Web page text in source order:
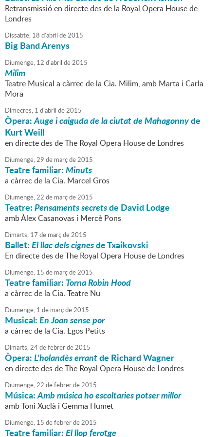
Retransmissió en directe des de la Royal Opera House de
Londres
Dissabte, 18 d'abril de2015
Big Band Arenys
Diumenge, 12 d'abril de2015
Milim
Teatre Musical a càrrec de la Cia. Milim, amb Marta i Carla
Mora
Dimecres, 1 d'abril de2015
Òpera:Auge i caiguda de la ciutat de Mahagonnyde
Kurt Weill
en directe des de The Royal Opera House de Londres
Diumenge,29 de marçde2015
Teatre familiar:Minuts
a càrrec de la Cia. Marcel Gros
Diumenge,22 de marçde2015
Teatre:Pensaments secretsde David Lodge
amb Àlex Casanovas i Mercè Pons
Dimarts, 17 de marçde2015
Ballet:El llac dels cignesde Txaikovski
En directe des de The Royal Opera House de Londres
Diumenge, 15 de marçde2015
Teatre familiar: Torna Robin Hood
a càrrec de la Cia. Teatre Nu
Diumenge, 1 de marçde2015
Musical:En Joan sense por
a càrrec de la Cia. Egos Petits
Dimarts,24defebrerde2015
Òpera:L'holandès errantde Richard Wagner
en directe des de The Royal Opera House de Londres
Diumenge,22 defebrerde2015
Música:Amb música ho escoltaries potser millor
amb Toni Xuclà i Gemma Humet
Diumenge, 15 defebrerde2015
Teatre familiar:El llop ferotge